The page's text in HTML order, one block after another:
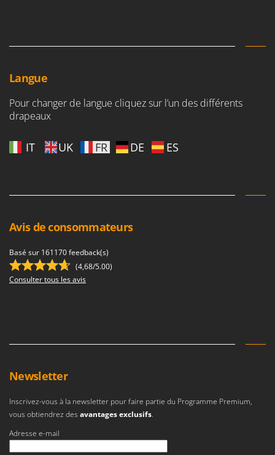
Langue
Pour changer de langue cliquez sur l’un des différents
drapeaux
IT UK FR DE ES
Avis de consommateurs
Basé sur 161170 feedback(s)
(4,68/5.00)
Consulter tous les avis
Newsletter
Inscrivez-vous à la newsletter pour faire partie du Programme Premium,
vous obtiendrez des avantages exclusifs.
Adresse e-mail